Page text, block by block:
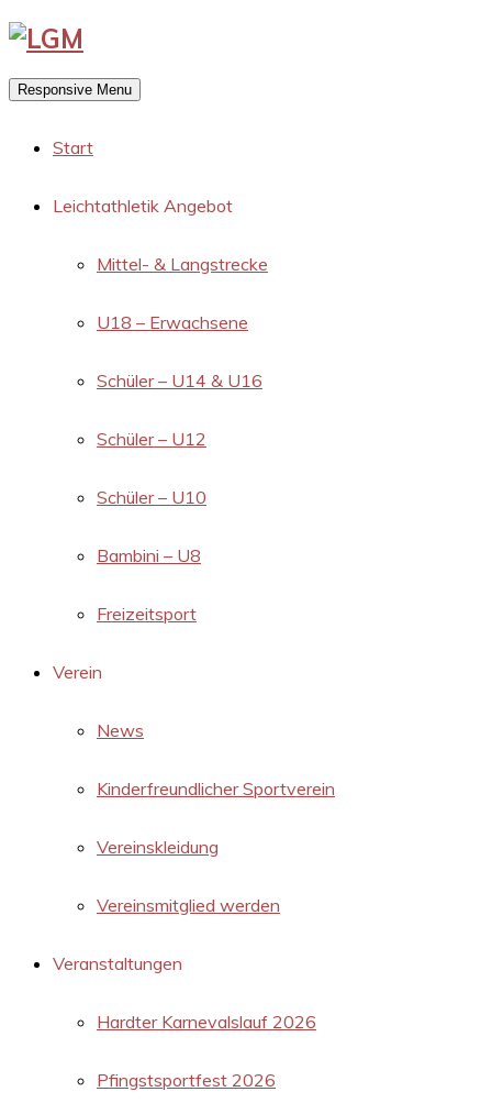
Responsive Menu
Start
Leichtathletik Angebot
Mittel- & Langstrecke
U18 – Erwachsene
Schüler – U14 & U16
Schüler – U12
Schüler – U10
Bambini – U8
Freizeitsport
Verein
News
Kinderfreundlicher Sportverein
Vereinskleidung
Vereinsmitglied werden
Veranstaltungen
Hardter Karnevalslauf 2026
Pfingstsportfest 2026